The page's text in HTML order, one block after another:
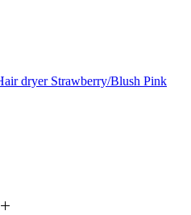
dryer Strawberry/Blush Pink